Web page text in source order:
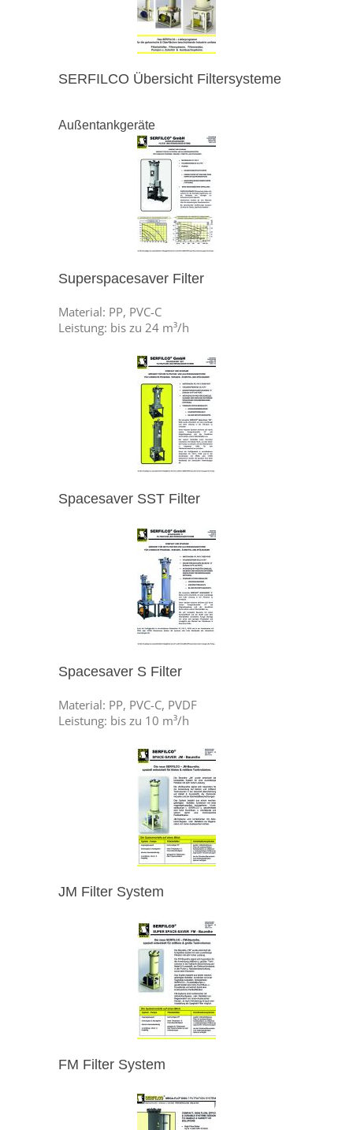
SERFILCO Übersicht Filtersysteme
Außentankgeräte
Superspacesaver Filter
Material: PP, PVC-C
Leistung: bis zu 24 m³/h
Spacesaver SST Filter
Spacesaver S Filter
Material: PP, PVC-C, PVDF
Leistung: bis zu 10 m³/h
JM Filter System
FM Filter System